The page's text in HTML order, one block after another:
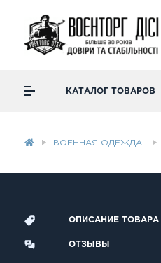
КАТАЛОГ ТОВАРОВ
ВОЕННАЯ ОДЕЖДА
ОПИСАНИЕ ТОВАРА
ОТЗЫВЫ